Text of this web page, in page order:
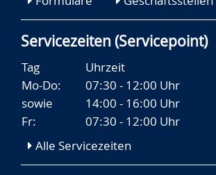
Servicezeiten (Servicepoint)
Tag
Uhrzeit
Mo-Do:
07:30 - 12:00 Uhr
sowie
14:00 - 16:00 Uhr
Fr:
07:30 - 12:00 Uhr
Alle Servicezeiten